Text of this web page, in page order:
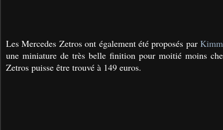
Les Mercedes Zetros ont également été proposés par
une miniature de très belle finition pour moitié moins
Zetros puisse être trouvé à 149 euros.